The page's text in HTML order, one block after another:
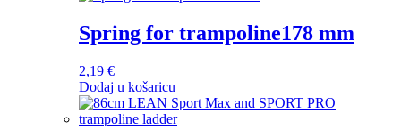
Spring for trampoline178 mm
2,19 €
Dodaj u košaricu